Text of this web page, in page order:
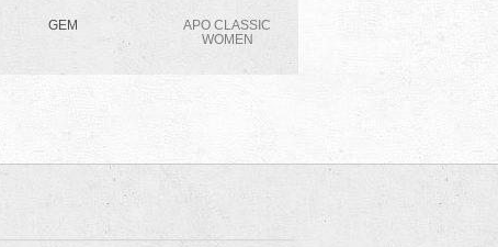
GEM
APO CLASSIC
WOMEN